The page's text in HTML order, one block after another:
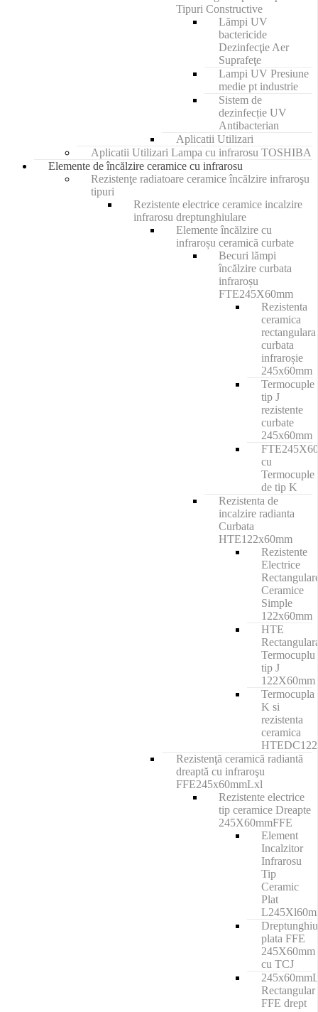
Tipuri Constructive
Lămpi UV
bactericide
Dezinfecţie Aer
Suprafeţe
Lampi UV Presiune
medie pt industrie
Sistem de
dezinfecție UV
Antibacterian
Aplicatii Utilizari
Aplicatii Utilizari Lampa cu infrarosu TOSHIBA
Elemente de încălzire ceramice cu infrarosu
Rezistenţe radiatoare ceramice încălzire infraroşu
tipuri
Rezistente electrice ceramice incalzire
infrarosu dreptunghiulare
Elemente încălzire cu
infraroșu ceramică curbate
Becuri lămpi
încălzire curbata
infraroșu
FTE245X60mm
Rezistenta
ceramica
rectangulara
curbata
infraroșie
245x60mm
Termocuple
tip J
rezistente
curbate
245x60mm
cu
Termocuple
de tip K
Rezistenta de
incalzire radianta
Curbata
HTE122x60mm
Rezistente
Electrice
Ceramice
Simple
122x60mm
HTE
Termocuplu
tip J
122X60mm
Termocupla
K si
rezistenta
ceramica
Rezistenţă ceramică radiantă
dreaptă cu infraroşu
FFE245x60mmLxl
Rezistente electrice
tip ceramice Dreapte
245X60mmFFE
Element
Incalzitor
Infrarosu
Tip
Ceramic
Plat
plata FFE
245X60mm
cu TCJ
Rectangular
FFE drept